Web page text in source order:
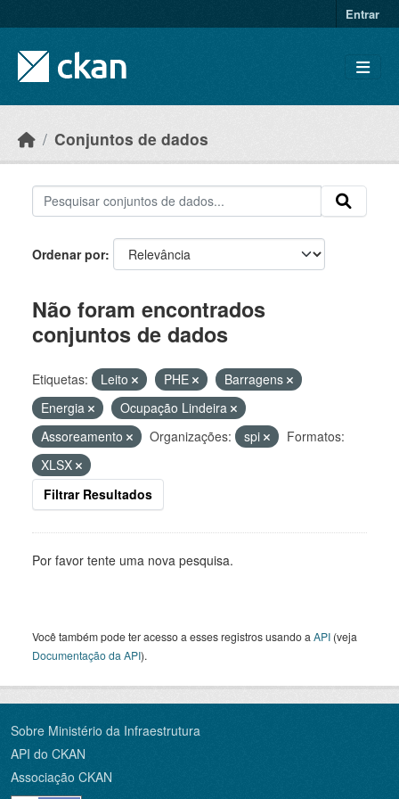
Entrar
Conjuntos de dados
Ordenar por
Não foram encontrados
conjuntos de dados
Etiquetas: Leito PHE
Barragens
Energia
Ocupação Lindeira
Assoreamento
Organizações: spi
Formatos:
XLSX
Filtrar Resultados
Por favor tente uma nova pesquisa.
Você também pode ter acesso a esses registros usando a API (veja
Documentação da API).
Sobre Ministério da Infraestrutura
API do CKAN
Associação CKAN